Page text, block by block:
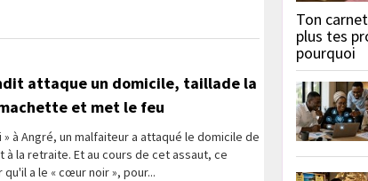
attaque un domicile, taillade la
et met le feu
» à Angré, un malfaiteur a attaqué le domicile de
à la retraite. Et au cours de cet assaut, ce
a le « cœur noir », pour...
Ton
plus tes
pourquoi